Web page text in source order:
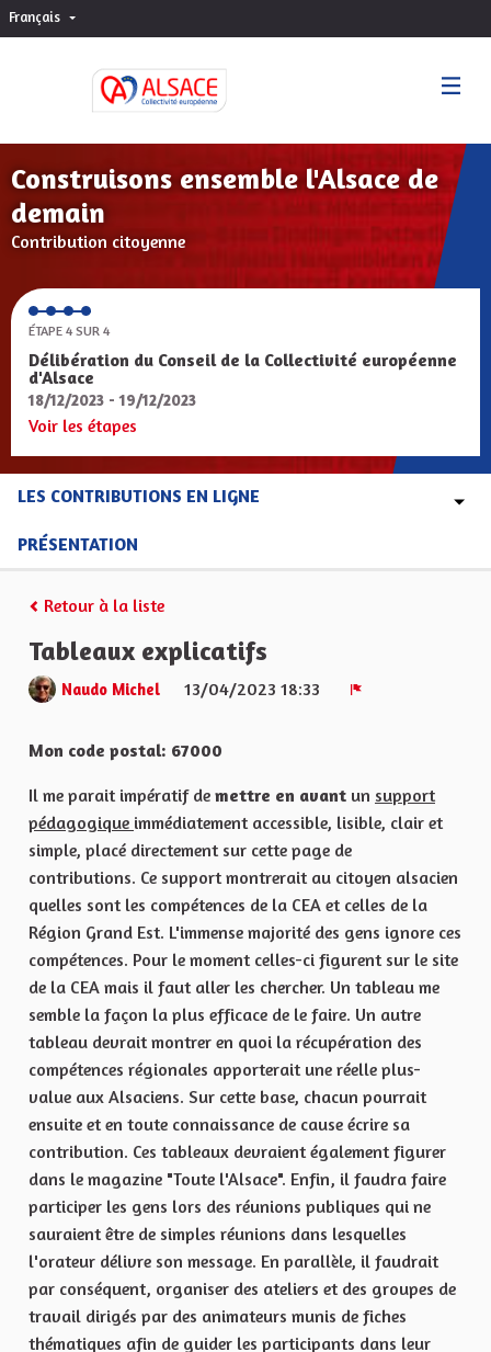
Français Choisir la langue
Construisons ensemble l'Alsace de
demain
Contribution citoyenne
ÉTAPE 4 SUR 4
Délibération du Conseil de la Collectivité européenne
d'Alsace
18/12/2023 - 19/12/2023
Voir les étapes
LES CONTRIBUTIONS EN LIGNE
PRÉSENTATION
Retour à la liste
Tableaux explicatifs
Naudo Michel
13/04/2023 18:33
Mon code postal: 67000
Il me parait impératif de mettre en avant un support
pédagogique immédiatement accessible, lisible, clair et
simple, placé directement sur cette page de
contributions. Ce support montrerait au citoyen alsacien
quelles sont les compétences de la CEA et celles de la
Région Grand Est. L'immense majorité des gens ignore ces
compétences. Pour le moment celles-ci figurent sur le site
de la CEA mais il faut aller les chercher. Un tableau me
semble la façon la plus efficace de le faire. Un autre
tableau devrait montrer en quoi la récupération des
compétences régionales apporterait une réelle plus-
value aux Alsaciens. Sur cette base, chacun pourrait
ensuite et en toute connaissance de cause écrire sa
contribution. Ces tableaux devraient également figurer
dans le magazine "Toute l'Alsace". Enfin, il faudra faire
participer les gens lors des réunions publiques qui ne
sauraient être de simples réunions dans lesquelles
l'orateur délivre son message. En parallèle, il faudrait
par conséquent, organiser des ateliers et des groupes de
travail dirigés par des animateurs munis de fiches
thématiques afin de guider les participants dans leur